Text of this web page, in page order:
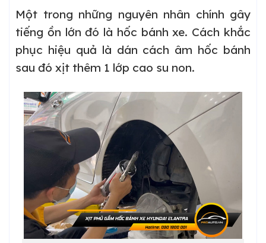
Một trong những nguyên nhân chính gây
tiếng ồn lớn đó là hốc bánh xe. Cách khắc
phục hiệu quả là dán cách âm hốc bánh
sau đó xịt thêm 1 lớp cao su non.